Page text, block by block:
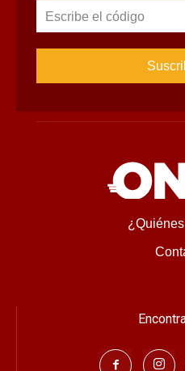
Escribe el código